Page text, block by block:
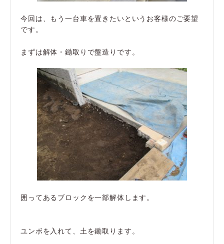
今回は、もう一台車を置きたいというお客様のご要望
です。
まずは解体・鋤取りで盤造りです。
囲ってあるブロックを一部解体します。
ユンボを入れて、土を鋤取ります。